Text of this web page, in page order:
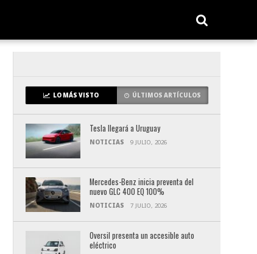
LO MÁS VISTO ÚLTIMOS ARTÍCULOS
Tesla llegará a Uruguay
NOTICIAS 9 JULIO, 2026
Mercedes-Benz inicia preventa del
nuevo GLC 400 EQ 100%
NOTICIAS 7 JULIO, 2026
Oversil presenta un accesible auto
eléctrico